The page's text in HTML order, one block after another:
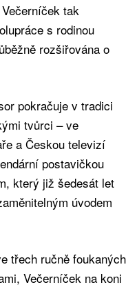
tak
s rodinou
rozšiřována o
pokračuje v tradici
tvůrci – ve
a Českou televizí
postavičkou
který již šedesát let
úvodem
třech ručně foukaných
Večerníček na koni